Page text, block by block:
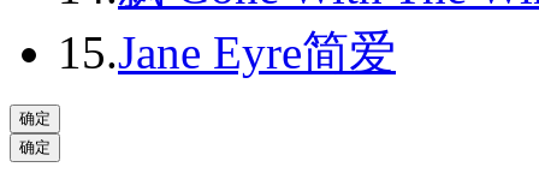
2014-02
2014-03
2014-04
15.Jane Eyre简爱